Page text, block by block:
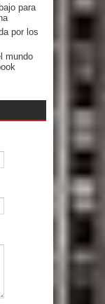
para
por los
mundo